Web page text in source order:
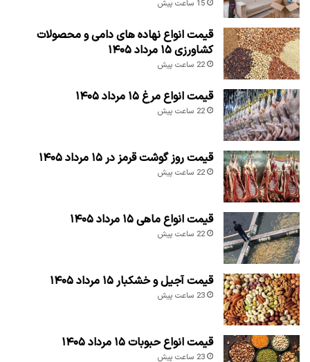
15 ساعت پیش
قیمت انواع نهاده های دامی و محصولات
کشاورزی ۱۵ مرداد ۱۴۰۵
22 ساعت پیش
قیمت انواع مرغ ۱۵ مرداد ۱۴۰۵
22 ساعت پیش
قیمت روز گوشت قرمز در ۱۵ مرداد ۱۴۰۵
22 ساعت پیش
قیمت انواع ماهی ۱۵ مرداد ۱۴۰۵
22 ساعت پیش
قیمت آجیل و خشکبار ۱۵ مرداد ۱۴۰۵
23 ساعت پیش
قیمت انواع حبوبات ۱۵ مرداد ۱۴۰۵
23 ساعت پیش